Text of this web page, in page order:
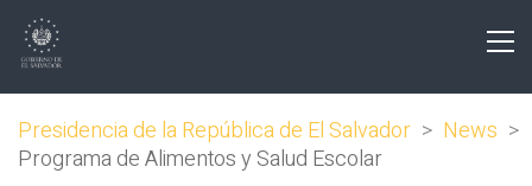
Presidencia de la República de El Salvador > News >
Programa de Alimentos y Salud Escolar